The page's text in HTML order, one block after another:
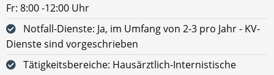
Fr: 8:00 -12:00 Uhr
Notfall-Dienste: Ja, im Umfang von 2-3 pro Jahr - KV-
Dienste sind vorgeschrieben
Tätigkeitsbereiche: Hausärztlich-Internistische